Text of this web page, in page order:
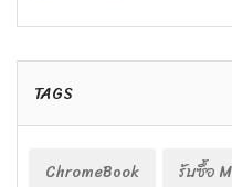
TAGS
ChromeBook
รับซื้อ